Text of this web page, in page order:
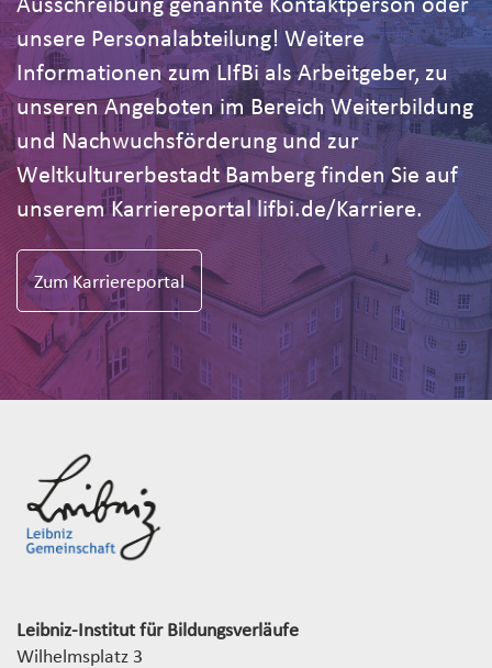
unsere Personalabteilung! Weitere
Informationen zum LIfBi als Arbeitgeber, zu
unseren Angeboten im Bereich Weiterbildung
und Nachwuchsförderung und zur
Weltkulturerbestadt Bamberg finden Sie auf
unserem Karriereportal lifbi.de/Karriere.
Zum Karriereportal
Leibniz-Institut für Bildungsverläufe
Wilhelmsplatz 3